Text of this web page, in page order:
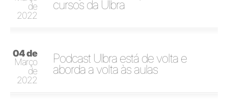
de
2022
cursos da Ulbra
04 de
Março
de
2022
Podcast Ulbra está de volta e
aborda a volta às aulas